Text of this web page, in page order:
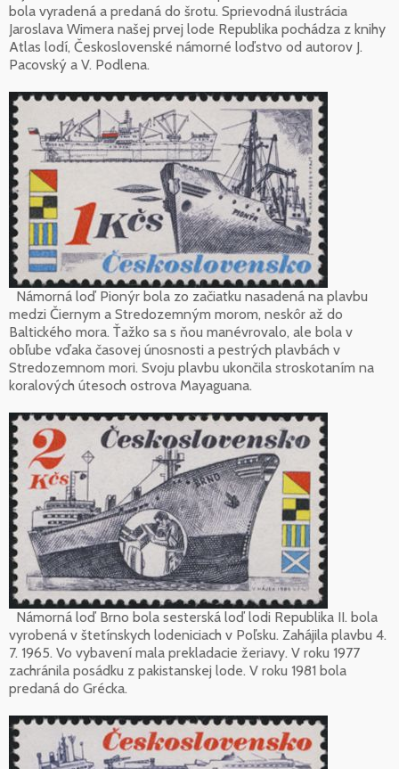
bola vyradená a predaná do šrotu. Sprievodná ilustrácia
Jaroslava Wimera našej prvej lode Republika pochádza z knihy
Atlas lodí, Československé námorné loďstvo od autorov J.
Pacovský a V. Podlena.
Námorná loď Pionýr bola zo začiatku nasadená na plavbu
medzi Čiernym a Stredozemným morom, neskôr až do
Baltického mora. Ťažko sa s ňou manévrovalo, ale bola v
obľube vďaka časovej únosnosti a pestrých plavbách v
Stredozemnom mori. Svoju plavbu ukončila stroskotaním na
koralových útesoch ostrova Mayaguana.
Námorná loď Brno bola sesterská loď lodi Republika II. bola
vyrobená v štetínskych lodeniciach v Poľsku. Zahájila plavbu 4.
7. 1965. Vo vybavení mala prekladacie žeriavy. V roku 1977
zachránila posádku z pakistanskej lode. V roku 1981 bola
predaná do Grécka.